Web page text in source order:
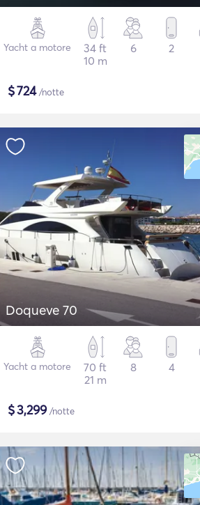
Yacht a motore
34 ft
10 m
6 2
$724/notte
Doqueve 70
Yacht a motore
70 ft
21 m
8 4
$3,299/notte